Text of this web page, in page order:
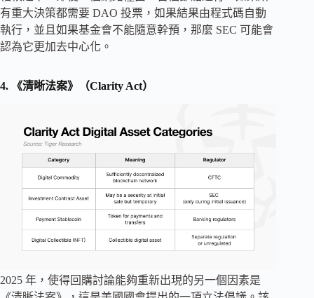
有重大決策都需要 DAO 投票，如果結果由程式碼自動
執行，並且如果基金會不能隨意幹預，那麼 SEC 可能會
認為它更加去中心化。
4. 《清晰法案》（Clarity Act）
2025 年，使得回購討論能夠重新出現的另一個因素是